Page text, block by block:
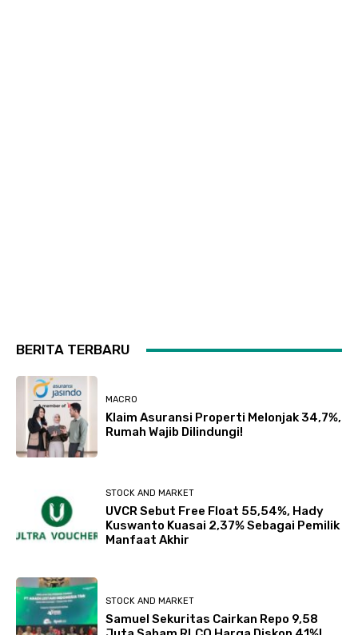
BERITA TERBARU
MACRO
Klaim Asuransi Properti Melonjak 34,7%,
Rumah Wajib Dilindungi!
STOCK AND MARKET
UVCR Sebut Free Float 55,54%, Hady
Kuswanto Kuasai 2,37% Sebagai Pemilik
Manfaat Akhir
STOCK AND MARKET
Samuel Sekuritas Cairkan Repo 9,58